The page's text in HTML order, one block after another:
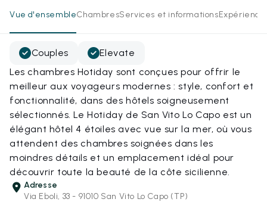
Vue d'ensembleChambresServices et informations
Couples
Elevate
Les chambres Hotiday sont conçues pour offrir le
meilleur aux voyageurs modernes : style, confort et
fonctionnalité, dans des hôtels soigneusement
sélectionnés. Le Hotiday de San Vito Lo Capo est un
élégant hôtel 4 étoiles avec vue sur la mer, où vous
attendent des chambres soignées dans les
moindres détails et un emplacement idéal pour
découvrir toute la beauté de la côte sicilienne.
Adresse
Via Eboli, 33 - 91010 San Vito Lo Capo (TP)